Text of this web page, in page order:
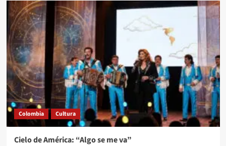
Colombia Cultura
Cielo de América: “Algo se me va”